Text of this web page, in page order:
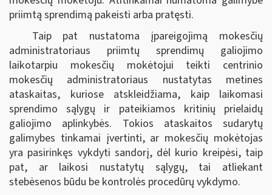
priimtą sprendimą pakeisti arba pratęsti.
Taip pat nustatoma įpareigojimą mokesčių
administratoriaus priimtų sprendimų galiojimo
laikotarpiu mokesčių mokėtojui teikti centrinio
mokesčių administratoriaus nustatytas metines
ataskaitas, kuriose atskleidžiama, kaip laikomasi
sprendimo sąlygų ir pateikiamos kritinių prielaidų
galiojimo aplinkybės. Tokios ataskaitos sudarytų
galimybes tinkamai įvertinti, ar mokesčių mokėtojas
yra pasirinkęs vykdyti sandorį, dėl kurio kreipėsi, taip
pat, ar laikosi nustatytų sąlygų, tai atliekant
stebėsenos būdu be kontrolės procedūrų vykdymo.